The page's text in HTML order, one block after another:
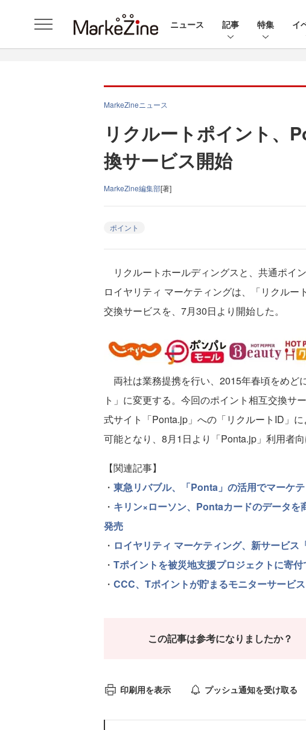
ニュース 記事 特集 イ
MarkeZineニュース
リクルートポイント、
換サービス開始
MarkeZine編集部[著]
ポイント
リクルートホールディングスと、共通ポイ
ロイヤリティ マーケティングは、「リクル
交換サービスを、7月30日より開始した。
両社は業務提携を行い、2015年春頃をめど
ト」に変更する。今回のポイント相互交換サ
式サイト「Ponta.jp」への「リクルートID」
可能となり、8月1日より「Ponta.jp」利用者
【関連記事】
・ 東急リバブル、「Ponta」の活用でマーケ
・ キリン×ローソン、Pontaカードのデータ
発売
・ ロイヤリティ マーケティング、新サービ
・ Tポイントを被災地支援プロジェクトに寄
・ CCC、Tポイントが貯まるモニターサービ
この記事は参考になりましたか？
印刷用を表示 プッシュ通知を受け取る